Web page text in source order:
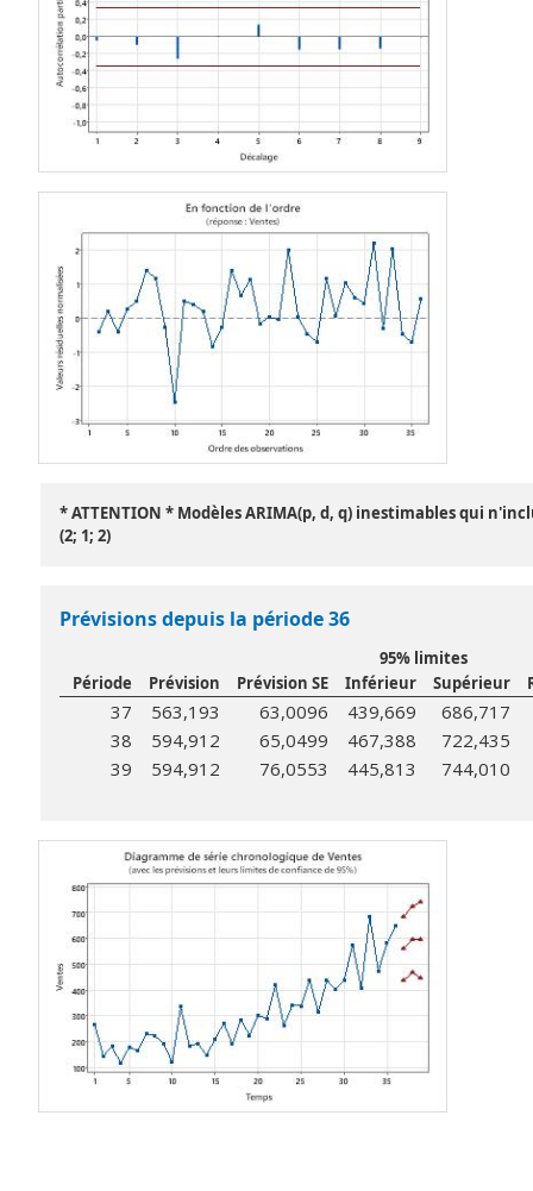
* ATTENTION * Modèles ARIMA(p, d, q) inestimables qui
(2; 1; 2)
Prévisions depuis la période 36
95% limites
Période
Prévision Prévision SE Inférieur Supérieur
37 563,193 63,0096 439,669
686,717
38
594,912 65,0499 467,388
722,435
39
594,912 76,0553 445,813 744,010